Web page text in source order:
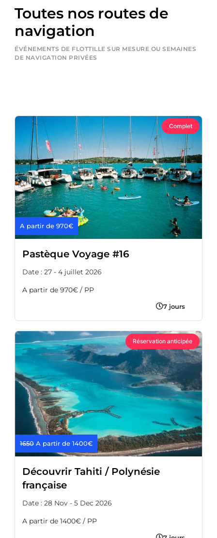
Toutes nos routes de
navigation
ÉVÉNEMENTS DE FLOTTILLE SUR MESURE OU SEMAINES
DE NAVIGATION PRIVÉES
Complet
A partir de 970€
Pastèque Voyage #16
Date : 27 - 4 juillet 2026
A partir de 970€ / PP
7 jours
Réservation anticipée
1650 A partir de 1400€
Découvrir Tahiti / Polynésie
française
Date : 28 Nov - 5 Dec 2026
A partir de 1400€ / PP